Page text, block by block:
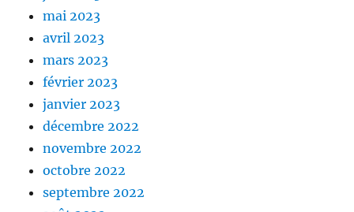
mai 2023
avril 2023
mars 2023
février 2023
janvier 2023
décembre 2022
novembre 2022
octobre 2022
septembre 2022